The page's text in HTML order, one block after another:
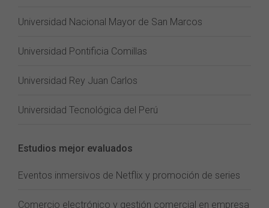
Universidad Nacional Mayor de San Marcos
Universidad Pontificia Comillas
Universidad Rey Juan Carlos
Universidad Tecnológica del Perú
Estudios mejor evaluados
Eventos inmersivos de Netflix y promoción de series
Comercio electrónico y gestión comercial en empresa